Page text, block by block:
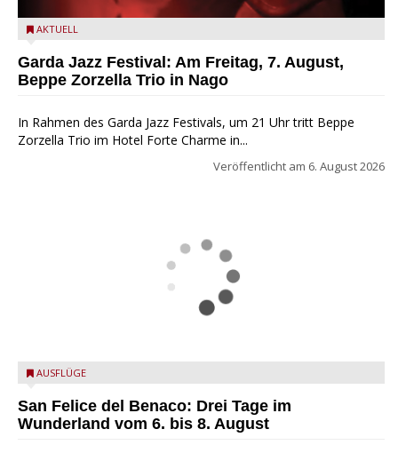
Beppe Zorzella Trio zu Gast beim Garda Jazz Festival
AKTUELL
Garda Jazz Festival: Am Freitag, 7. August,
Beppe Zorzella Trio in Nago
In Rahmen des Garda Jazz Festivals, um 21 Uhr tritt Beppe
Zorzella Trio im Hotel Forte Charme in...
Veröffentlicht am 6. August 2026
San Felice del Benaco: Drei Tage im Wunderland
AUSFLÜGE
San Felice del Benaco: Drei Tage im
Wunderland vom 6. bis 8. August